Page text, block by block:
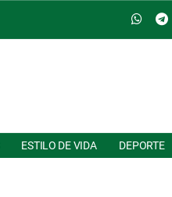
ESTILO DE VIDA DEPORTE